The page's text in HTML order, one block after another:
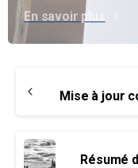
En savoir plus
Reading